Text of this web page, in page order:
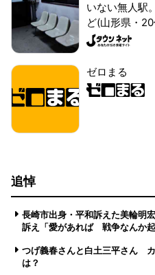
いない無人駅
ど(山形県・
ゼロまる
追悼
長崎市出身・平和訴えた美輪明
訴え「愛があれば 戦争なんか起
つげ義春さんと白土三平さん
は？